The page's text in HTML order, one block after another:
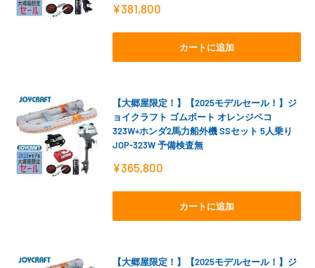
販
価
¥381,800
カートに追加
【大郷屋限定！】【2025モデルセール！】ジ
ョイクラフト ゴムボート オレンジペコ
323W+ホンダ2馬力船外機 SSセット 5人乗り
JOP-323W 予備検査無
販
価
¥365,800
カートに追加
【大郷屋限定！】【2025モデルセール！】ジ